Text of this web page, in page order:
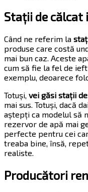
Stații de călcat
Când ne referim la
produse care costă
mai bun caz. Aceste
cum să fie la fel de
exemplu, deoarece
Totuși, vei găsi stații
mai sus. Totuși, dacă
aștepți ca modelul să
rezervor de apă mai
perfecte pentru cei
treaba bine, însă,
realiste.
Producători